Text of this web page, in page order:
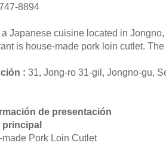
8894
Japanese cuisine located in
is house-made pork loin cutlet.
: 31, Jong-ro 31-gil, Jongno-gu,
de presentación
principal
made Pork Loin Cutlet